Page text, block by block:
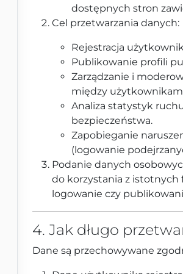
dostępnych stron
Cel przetwarzania danych:
Rejestracja
Publikowanie profili
Zarządzanie i
między
Analiza statystyk
bezpieczeństwa.
Zapobieganie
(logowanie
Podanie danych
do korzystania z istotnych
logowanie czy
4. Jak długo
Dane są przechowywane